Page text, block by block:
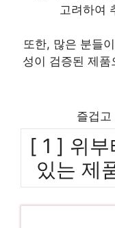
고려하여
또한, 많은 분들
성이 검증된 제품
즐겁
[ 1 ] 위
있는 제